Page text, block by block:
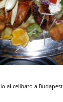
al celibato a Budapest